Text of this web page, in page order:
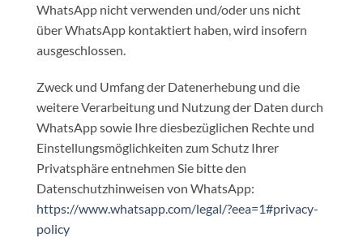
WhatsApp nicht verwenden und/oder uns nicht
über WhatsApp kontaktiert haben, wird insofern
ausgeschlossen.
Zweck und Umfang der Datenerhebung und die
weitere Verarbeitung und Nutzung der Daten durch
WhatsApp sowie Ihre diesbezüglichen Rechte und
Einstellungsmöglichkeiten zum Schutz Ihrer
Privatsphäre entnehmen Sie bitte den
Datenschutzhinweisen von WhatsApp:
https://www.whatsapp.com/legal/?eea=1#privacy-
policy